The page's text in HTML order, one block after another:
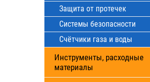
Защита от протечек
Системы безопасности
Счётчики газа и воды
Инструменты, расходные
материалы